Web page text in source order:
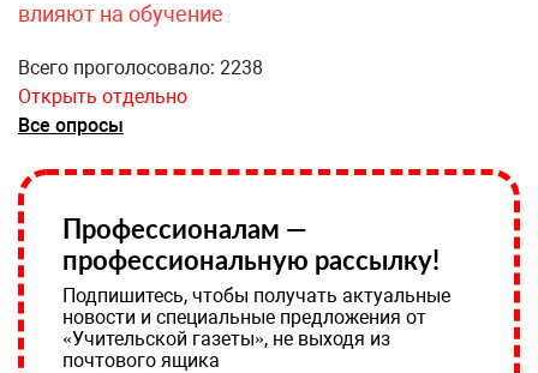
влияют на обучение
Всего проголосовало: 2238
Открыть отдельно
Все опросы
Профессионалам —
профессиональную рассылку!
Подпишитесь, чтобы получать актуальные
новости и специальные предложения от
«Учительской газеты», не выходя из
почтового ящика